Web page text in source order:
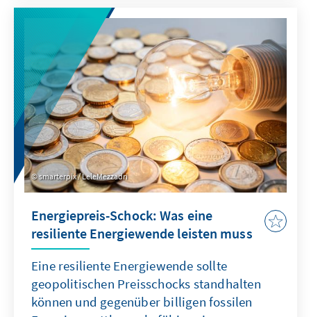
Ist das australische Verbot von Social Media
eine Antwort auf diese Herausforderung?
smarterpix / LeleMezzadri
Energiepreis-Schock: Was eine
resiliente Energiewende leisten muss
Eine resiliente Energiewende sollte
geopolitischen Preisschocks standhalten
können und gegenüber billigen fossilen